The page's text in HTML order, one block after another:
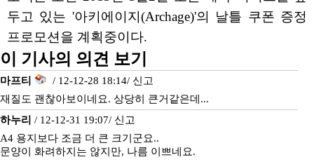
두고 있는 '아키에이지(Archage)'의 날틀 쿠폰 증정
프로모션을 계획중이다.
이 기사의 의견 보기
마프티 / 12-12-28 18:14/ 신고
재질도 괜찮아보이네요. 상당히 큰거같은데...
하누리 / 12-12-31 19:07/ 신고
A4 용지보다 조금 더 큰 크기군요..
문양이 화려하지는 않지만, 나름 이쁘네요.